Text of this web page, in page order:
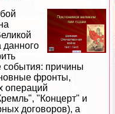
причины
фронты,
операций
"Концерт" и
договоров), а